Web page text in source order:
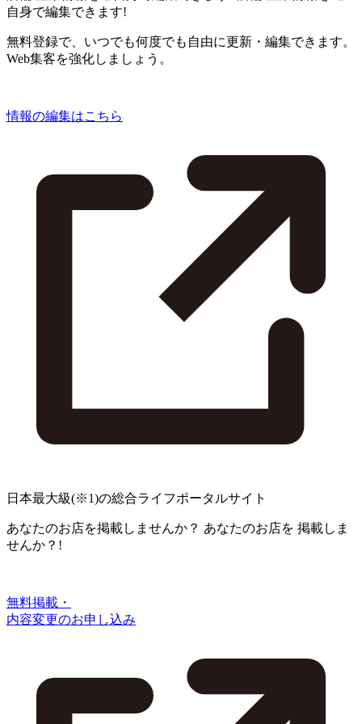
自身で編集できます!
無料登録で、いつでも何度でも自由に更新・編集できます。
Web集客を強化しましょう。
情報の編集はこちら
日本最大級(※1)の総合ライフポータルサイト
あなたのお店を掲載しませんか？ あなたのお店を 掲載しま
せんか？!
無料掲載・
内容変更のお申し込み